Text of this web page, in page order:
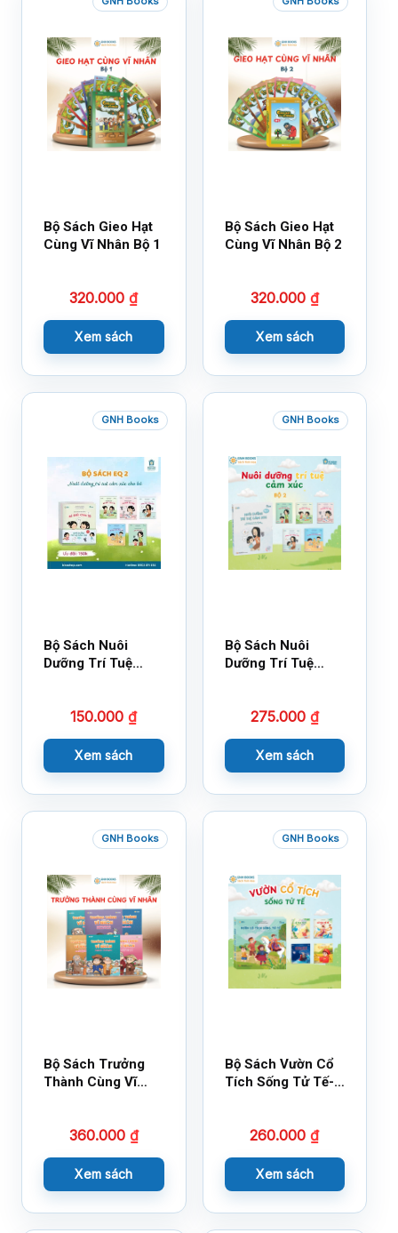
Bộ Sách Gieo Hạt
Cùng Vĩ Nhân Bộ 1
320.000₫
Xem sách
Bộ Sách Gieo Hạt
Cùng Vĩ Nhân Bộ 2
320.000 ₫
Xem sách
GNH Books
Bộ Sách Nuôi
Dưỡng Trí Tuệ
150.000₫
Xem sách
GNH Books
Bộ Sách Nuôi
Dưỡng Trí Tuệ
275.000 ₫
Xem sách
GNH Books
Bộ Sách Trưởng
Thành Cùng Vĩ
360.000 ₫
Xem sách
GNH Books
Bộ Sách Vườn Cổ
Tích Sống Tử Tế-
260.000₫
Xem sách